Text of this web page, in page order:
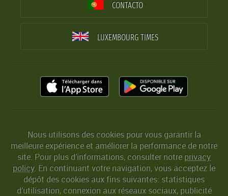
CONTACTO
LUXEMBOURG TIMES
Nous utilisons des cookies pour vous garantir la
meilleure expérience et améliorer la performance de notre
site. Pour plus d’informations, consulter notreprivacy
policy. En continuant votre navigation, vous acceptez le
dépôt des cookies aux fins suivantes: statistiques
d’utilisation, connexion aux réseaux sociaux, publicité